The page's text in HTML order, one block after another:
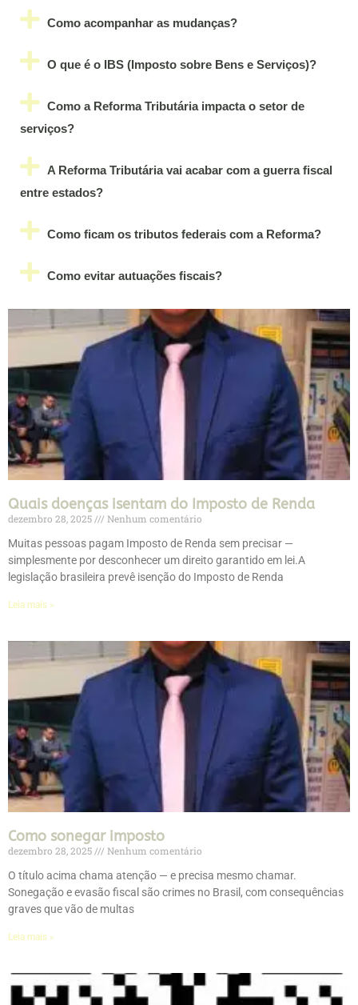
Como acompanhar as mudanças?
O que é o IBS (Imposto sobre Bens e Serviços)?
Como a Reforma Tributária impacta o setor de
serviços?
A Reforma Tributária vai acabar com a guerra fiscal
entre estados?
Como ficam os tributos federais com a Reforma?
Como evitar autuações fiscais?
Quais doenças isentam do Imposto de Renda
dezembro 28, 2025
Nenhum comentário
Muitas pessoas pagam Imposto de Renda sem precisar —
simplesmente por desconhecer um direito garantido em lei.A
legislação brasileira prevê isenção do Imposto de Renda
Leia mais »
Como sonegar imposto
dezembro 28, 2025
Nenhum comentário
O título acima chama atenção — e precisa mesmo chamar.
Sonegação e evasão fiscal são crimes no Brasil, com consequências
graves que vão de multas
Leia mais »